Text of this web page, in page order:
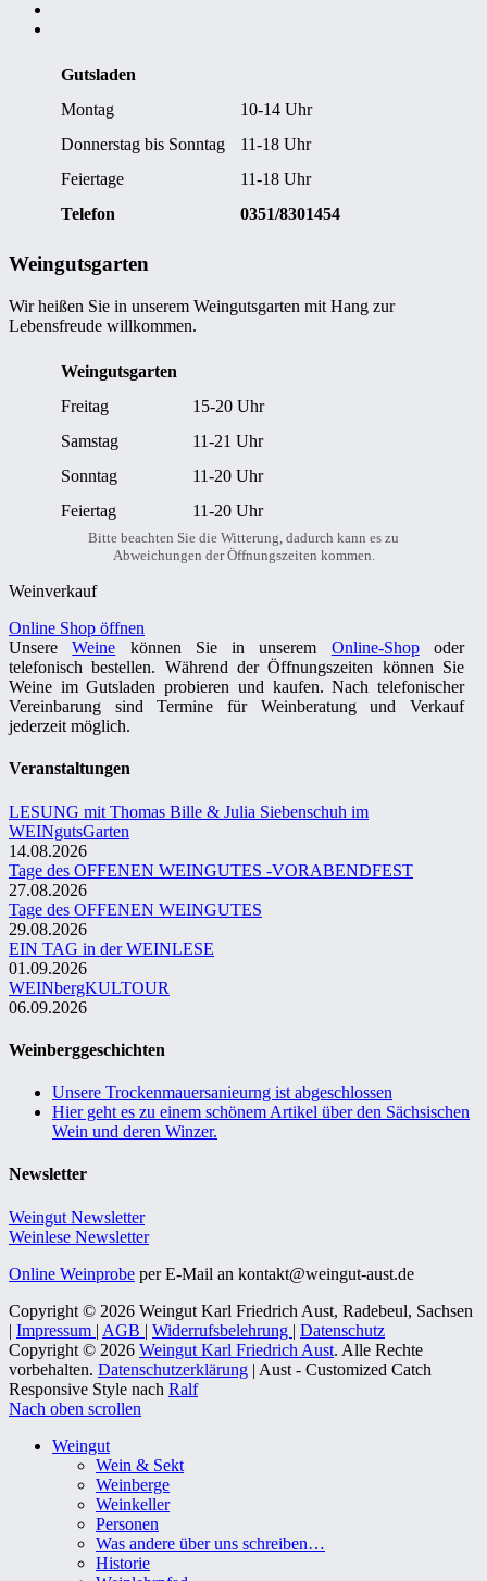
Gutsladen
Montag
10-14 Uhr
Donnerstag bis Sonntag
11-18 Uhr
Feiertage
11-18 Uhr
Telefon
0351/8301454
Weingutsgarten
Wir heißen Sie in unserem Weingutsgarten mit Hang zur
Lebensfreude willkommen.
Weingutsgarten
Freitag
15-20 Uhr
Samstag
11-21 Uhr
Sonntag
11-20 Uhr
Feiertag
11-20 Uhr
Bitte beachten Sie die Witterung, dadurch kann es zu
Abweichungen der Öffnungszeiten kommen.
Weinverkauf
Online Shop öffnen
UnsereWeine können Sie in unserem Online-Shopoder
telefonisch bestellen. Während der Öffnungszeiten können Sie
Weine im Gutsladen probieren und kaufen. Nach telefonischer
Vereinbarung sind Termine für Weinberatung und Verkauf
jederzeit möglich.
Veranstaltungen
LESUNG mit Thomas Bille & Julia Siebenschuh im
WEINgutsGarten
14.08.2026
Tage des OFFENEN WEINGUTES -VORABENDFEST
27.08.2026
Tage des OFFENEN WEINGUTES
29.08.2026
EIN TAG in der WEINLESE
01.09.2026
WEINbergKULTOUR
06.09.2026
Weinberggeschichten
Unsere Trockenmauersanieurng ist abgeschlossen
Hier geht es zu einem schönem Artikel über den Sächsischen
Wein und deren Winzer.
Newsletter
Weingut Newsletter
Weinlese Newsletter
Online Weinprobe per E-Mail an kontakt@weingut-aust.de
Copyright © 2026 Weingut Karl Friedrich Aust, Radebeul, Sachsen
| Impressum | AGB | Widerrufsbelehrung | Datenschutz
Copyright © 2026 Weingut Karl Friedrich Aust. Alle Rechte
vorbehalten. Datenschutzerklärung | Aust - Customized Catch
Responsive Style nach Ralf
Nach oben scrollen
Weingut
Wein & Sekt
Weinberge
Weinkeller
Personen
Was andere über uns schreiben…
Historie